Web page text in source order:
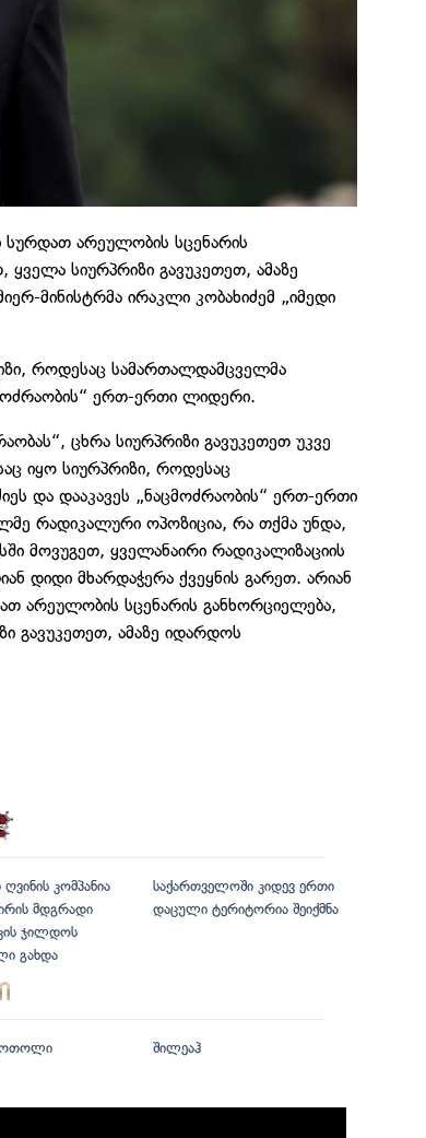
არეულობის სცენარის
სიურპრიზი გავუკეთეთ, ამაზე
მინისტრმა ირაკლი კობახიძემ „იმედი
როდესაც სამართალდამცველმა
ერთ-ერთი ლიდერი.
ცხრა სიურპრიზი გავუკეთეთ უკვე
იყო სიურპრიზი, როდესაც
და დააკავეს „ნაცმოძრაობის“ ერთ-ერთი
რადიკალური ოპოზიცია, რა თქმა უნდა,
მოვუგეთ, ყველანაირი რადიკალიზაციის
დიდი მხარდაჭერა ქვეყნის გარეთ. არიან
არეულობის სცენარის განხორციელება,
გავუკეთეთ, ამაზე იდარდოს
კომპანია
მდგრადი
ჯილდოს
გახდა
საქართველოში კიდევ ერთი
დაცული ტერიტორია შეიქმნა
შილეაჰ